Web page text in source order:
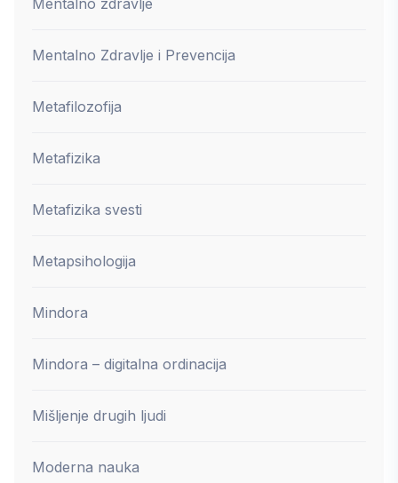
Mentalno Zdravlje i Prevencija
Metafilozofija
Metafizika
Metafizika svesti
Metapsihologija
Mindora
Mindora – digitalna ordinacija
Mišljenje drugih ljudi
Moderna nauka